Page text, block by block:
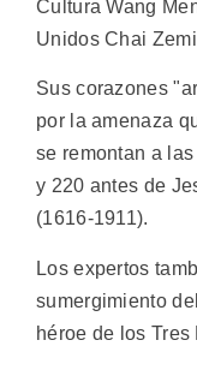
Cultura Wang
Unidos Chai
Sus corazones
por la amenaza
se remontan a
y 220 antes de
(1616-1911).
Los expertos
sumergimiento
héroe de los